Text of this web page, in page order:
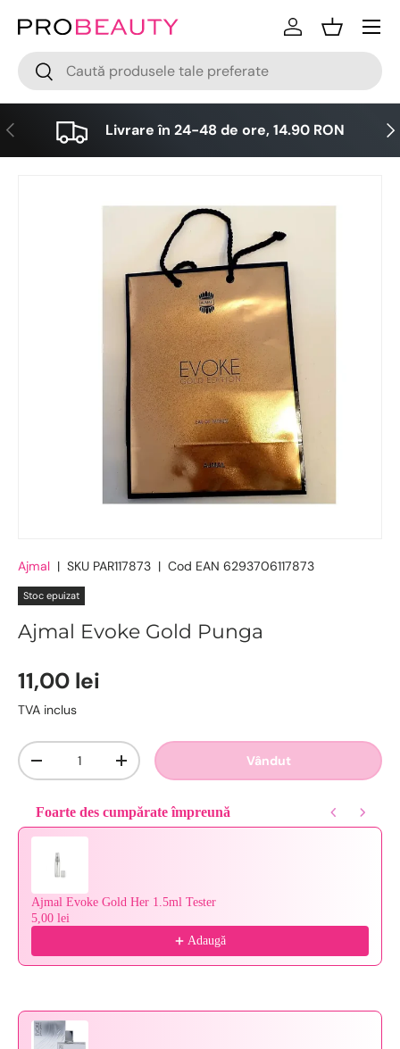
Sari la conținut
Cǎutare
Cǎutare
LogareCos
Meniu
Anterior Livrare în 24-48 de ore, 14.90 RON
Ajmal | SKU PAR117873 | Cod EAN 6293706117873
Stoc epuizat
Ajmal Evoke Gold Punga
11,00 lei
TVA inclus
Cantitate
-
+ Vândut
Foarte des cumpărate împreună
Use the Previous and Next buttons to navigate through product
Ajmal Evoke Gold Her 1.5ml Tester
5,00 lei
Adaugă